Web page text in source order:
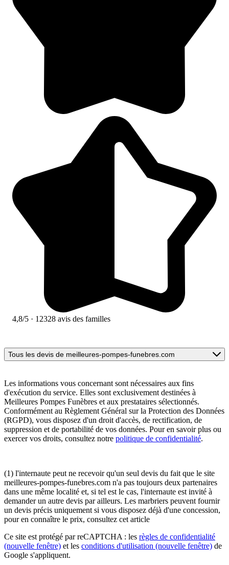
4,8/5 · 12328 avis des familles
Tous les devis de meilleures-pompes-funebres.com
Les informations vous concernant sont nécessaires aux fins
d'exécution du service. Elles sont exclusivement destinées à
Meilleures Pompes Funèbres et aux prestataires sélectionnés.
Conformément au Règlement Général sur la Protection des Données
(RGPD), vous disposez d'un droit d'accès, de rectification, de
suppression et de portabilité de vos données. Pour en savoir plus ou
exercer vos droits, consultez notre politique de confidentialité.
(1) l'internaute peut ne recevoir qu'un seul devis du fait que le site
meilleures-pompes-funebres.com n'a pas toujours deux partenaires
dans une même localité et, si tel est le cas, l'internaute est invité à
demander un autre devis par ailleurs. Les marbriers peuvent fournir
un devis précis uniquement si vous disposez déjà d'une concession,
pour en connaître le prix, consultez cet article
Ce site est protégé par reCAPTCHA : les règles de confidentialité
(nouvelle fenêtre) et les conditions d'utilisation (nouvelle fenêtre) de
Google s'appliquent.